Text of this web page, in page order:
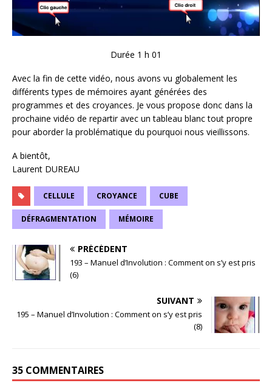
Durée 1 h 01
Avec la fin de cette vidéo, nous avons vu globalement les
différents types de mémoires ayant générées des
programmes et des croyances. Je vous propose donc dans la
prochaine vidéo de repartir avec un tableau blanc tout propre
pour aborder la problématique du pourquoi nous vieillissons.
A bientôt,
Laurent DUREAU
CELLULE CROYANCE CUBE
DÉFRAGMENTATION MÉMOIRE
PRÉCÉDENT
193 – Manuel d’Involution : Comment on s’y est pris
(6)
SUIVANT
195 – Manuel d’Involution : Comment on s’y est pris
(8)
35 COMMENTAIRES